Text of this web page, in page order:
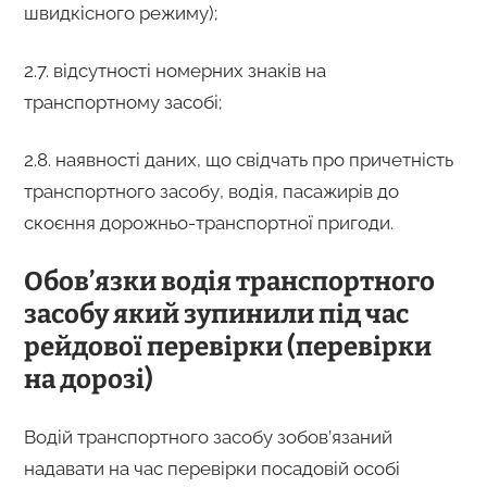
швидкісного режиму);
2.7. відсутності номерних знаків на
транспортному засобі;
2.8. наявності даних, що свідчать про причетність
транспортного засобу, водія, пасажирів до
скоєння дорожньо-транспортної пригоди.
Обов’язки водія транспортного
засобу який зупинили під час
рейдової перевірки (перевірки
на дорозі)
Водій транспортного засобу зобов’язаний
надавати на час перевірки посадовій особі